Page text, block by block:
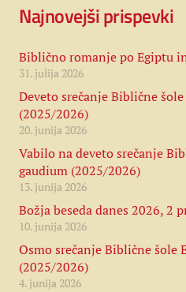
Najnovejši prispevki
Biblično romanje po Egiptu
31. julija 2026
Deveto srečanje Biblične
(2025/2026)
20. junija 2026
Vabilo na deveto srečanje
gaudium (2025/2026)
13. junija 2026
Božja beseda danes 2026, 2
10. junija 2026
Osmo srečanje Biblične šole
(2025/2026)
4. junija 2026